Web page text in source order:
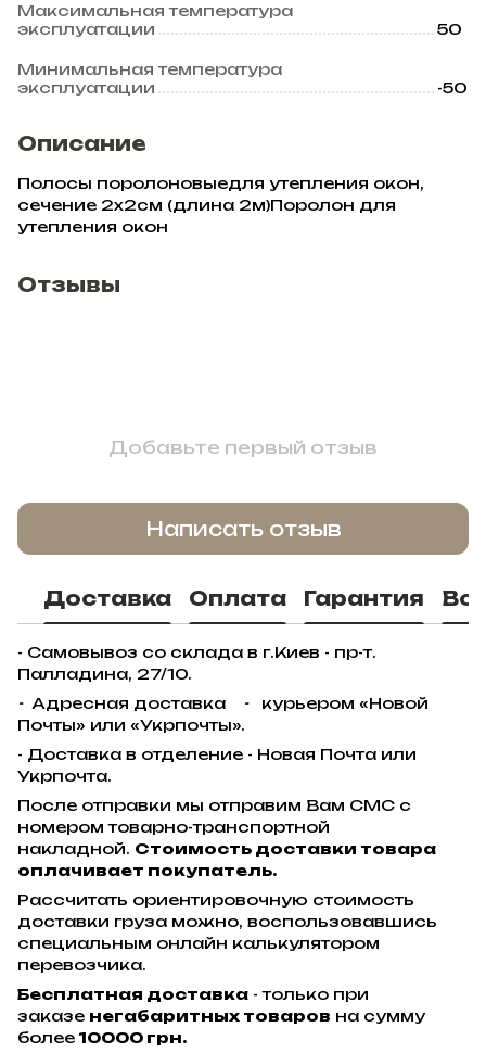
Максимальная температура
эксплуатации
50
Минимальная температура
эксплуатации
-50
Описание
Полосы поролоновыедля утепления окон,
сечение 2х2см (длина 2м)Поролон для
утепления окон
Отзывы
Добавьте первый отзыв
Написать отзыв
Доставка Оплата Гарантия
- Самовывоз со склада в г.Киев - пр-т.
Палладина, 27/10.
- Адресная доставка -курьером «Новой
Почты» или «Укрпочты».
- Доставка в отделение - Новая Почта или
Укрпочта.
После отправки мы отправим Вам СМС с
номером товарно-транспортной
накладной. Стоимость доставки товара
оплачивает покупатель.
Рассчитать ориентировочную стоимость
доставки груза можно, воспользовавшись
специальным онлайн калькулятором
перевозчика.
Бесплатная доставка - только при
заказе негабаритных товаров на сумму
более 10000 грн.